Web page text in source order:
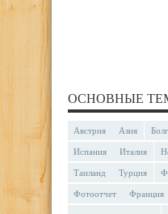
ОСНОВНЫЕ
Австрия Азия
Испания Италия
Таиланд Турция
Фотоотчет Франция